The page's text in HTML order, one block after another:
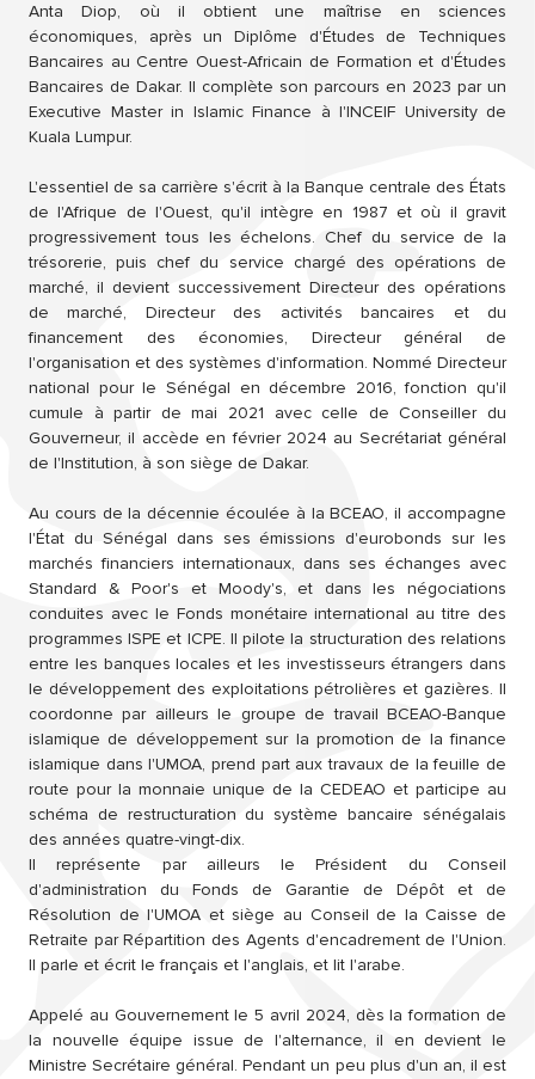
Anta Diop, où il obtient une maîtrise en sciences
économiques, après un Diplôme d'Études de Techniques
Bancaires au Centre Ouest-Africain de Formation et d'Études
Bancaires de Dakar. Il complète son parcours en 2023 par un
Executive Master in Islamic Finance à l'INCEIF University de
Kuala Lumpur.
L'essentiel de sa carrière s'écrit à la Banque centrale des États
de l'Afrique de l'Ouest, qu'il intègre en 1987 et où il gravit
progressivement tous les échelons. Chef du service de la
trésorerie, puis chef du service chargé des opérations de
marché, il devient successivement Directeur des opérations
de marché, Directeur des activités bancaires et du
financement des économies, Directeur général de
l'organisation et des systèmes d'information. Nommé Directeur
national pour le Sénégal en décembre 2016, fonction qu'il
cumule à partir de mai 2021 avec celle de Conseiller du
Gouverneur, il accède en février 2024 au Secrétariat général
de l'Institution, à son siège de Dakar.
Au cours de la décennie écoulée à la BCEAO, il accompagne
l'État du Sénégal dans ses émissions d'eurobonds sur les
marchés financiers internationaux, dans ses échanges avec
Standard & Poor's et Moody's, et dans les négociations
conduites avec le Fonds monétaire international au titre des
programmes ISPE et ICPE. Il pilote la structuration des relations
entre les banques locales et les investisseurs étrangers dans
le développement des exploitations pétrolières et gazières. Il
coordonne par ailleurs le groupe de travail BCEAO-Banque
islamique de développement sur la promotion de la finance
islamique dans l'UMOA, prend part aux travaux de la feuille de
route pour la monnaie unique de la CEDEAO et participe au
schéma de restructuration du système bancaire sénégalais
des années quatre-vingt-dix.
Il représente par ailleurs le Président du Conseil
d'administration du Fonds de Garantie de Dépôt et de
Résolution de l'UMOA et siège au Conseil de la Caisse de
Retraite par Répartition des Agents d'encadrement de l'Union.
Il parle et écrit le français et l'anglais, et lit l'arabe.
Appelé au Gouvernement le 5 avril 2024, dès la formation de
la nouvelle équipe issue de l'alternance, il en devient le
Ministre Secrétaire général. Pendant un peu plus d'un an, il est